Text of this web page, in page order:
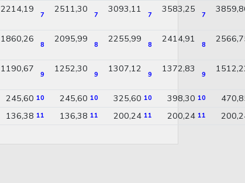
2214,19
7
2511,30
7
3093,11
7
3583,25
7
1860,26
8
2095,99
8
2255,99
8
2414,91
8
1190,67
9
1252,30
9
1307,12
9
1372,83
9
245,60 10 245,60 10 325,60 10 398,30 10
136,38 11 136,38 11 200,24 11 200,24 11